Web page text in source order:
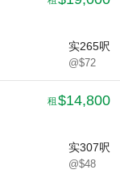
实265呎
@$72
租 $14,800
实307呎
@$48